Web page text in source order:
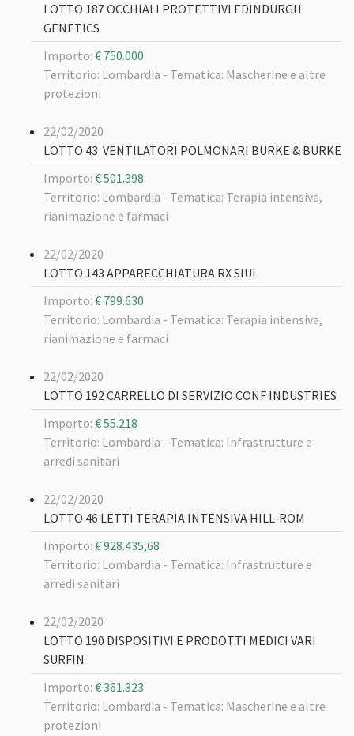
LOTTO 187 OCCHIALI PROTETTIVI EDINDURGH
GENETICS
Importo: € 750.000
Territorio: Lombardia - Tematica: Mascherine e altre
protezioni
22/02/2020
LOTTO 43 VENTILATORI POLMONARI BURKE & BURKE
Importo: € 501.398
Territorio: Lombardia - Tematica: Terapia intensiva,
rianimazione e farmaci
22/02/2020
LOTTO 143 APPARECCHIATURA RX SIUI
Importo: € 799.630
Territorio: Lombardia - Tematica: Terapia intensiva,
rianimazione e farmaci
22/02/2020
LOTTO 192 CARRELLO DI SERVIZIO CONF INDUSTRIES
Importo: € 55.218
Territorio: Lombardia - Tematica: Infrastrutture e
arredi sanitari
22/02/2020
LOTTO 46 LETTI TERAPIA INTENSIVA HILL-ROM
Importo: € 928.435,68
Territorio: Lombardia - Tematica: Infrastrutture e
arredi sanitari
22/02/2020
LOTTO 190 DISPOSITIVI E PRODOTTI MEDICI VARI
SURFIN
Importo: € 361.323
Territorio: Lombardia - Tematica: Mascherine e altre
protezioni